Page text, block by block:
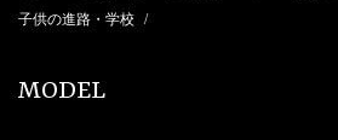
子供の進路・学校 /
MODEL